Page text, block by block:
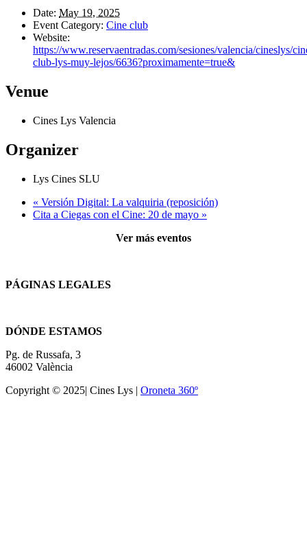
Date: May 19, 2025
Event Category: Cine club
Website:
https://www.reservaentradas.com/sesiones/valencia/cineslys/
club-lys-muy-lejos/6636?proximamente=true&
Venue
Cines Lys Valencia
Organizer
Lys Cines SLU
« Versión Digital: La valquiria (reposición)
Cita a Ciegas con el Cine: 20 de mayo »
Ver más eventos
PÁGINAS LEGALES
DÓNDE ESTAMOS
Pg. de Russafa, 3
46002 València
Copyright © 2025| Cines Lys | Oroneta 360º